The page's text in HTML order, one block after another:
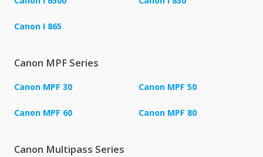
Canon I 865
Canon MPF Series
Canon MPF 30 Canon MPF 50
Canon MPF 60 Canon MPF 80
Canon Multipass Series